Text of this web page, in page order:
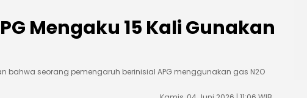
Mengaku 15 Kali Gunakan
bahwa seorang pemengaruh berinisial APG menggunakan gas N2O